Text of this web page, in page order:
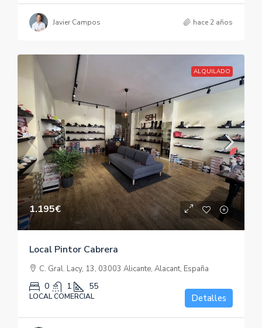
Javier Campos hace 2 años
ALQUILADO
1.195€
Local Pintor Cabrera
C. Gral. Lacy, 13, 03003 Alicante, Alacant, España
0 1 55
LOCAL COMERCIAL Detalles